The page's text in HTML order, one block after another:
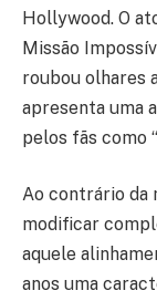
Hollywood. O
Missão
roubou olhares
apresenta uma
pelos fãs como
Ao contrário da
modificar
aquele
anos uma